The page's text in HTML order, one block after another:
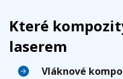
Které
laserem
Vláknové